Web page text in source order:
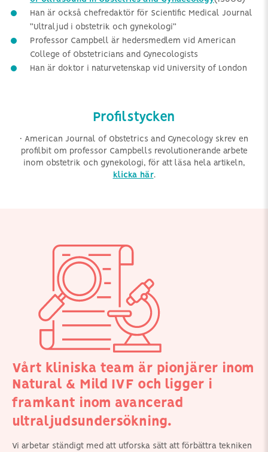
Han är också chefredaktör för Scientific Medical Journal
”Ultraljud i obstetrik och gynekologi”
Professor Campbell är hedersmedlem vid American
College of Obstetricians and Gynecologists
Han är doktor i naturvetenskap vid University of London
Profilstycken
• American Journal of Obstetrics and Gynecology skrev en
profilbit om professor Campbells revolutionerande arbete
inom obstetrik och gynekologi, för att läsa hela artikeln,
klicka här.
Vårt kliniska team är pionjärer inom
Natural & Mild IVF och ligger i
framkant inom avancerad
ultraljudsundersökning.
Vi arbetar ständigt med att utforska sätt att förbättra tekniken